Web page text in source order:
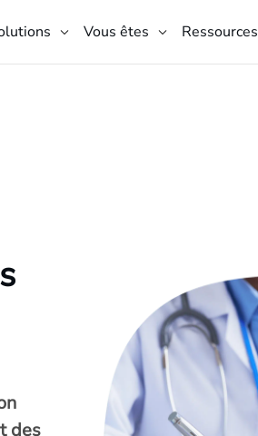
Vous êtes Ressources
des